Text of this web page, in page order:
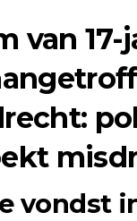
van 17-
vondst